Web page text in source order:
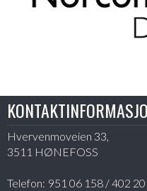
Hvervenmoveien 33,
3511 HØNEFOSS
Telefon: 951 06 158 / 402